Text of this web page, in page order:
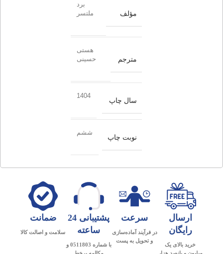
مؤلف
برد
ملتسر
مترجم
هستی
حسینی
سال چاپ
1404
نوبت چاپ
ششم
ارسال
رایگان
خرید بالای یک
سرعت
در فرآیند آماده‌سازی
و تحویل به پست
پشتیبانی 24
ساعته
با شماره 0511803 و
ضمانت
سلامت و اصالت کالا